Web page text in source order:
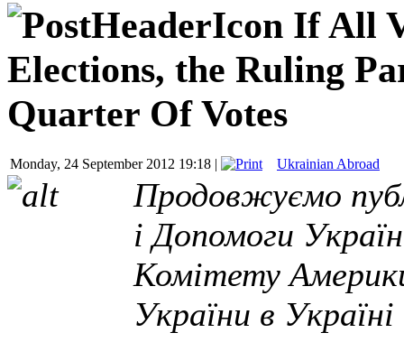
If All
Elections, the Ruling
Quarter Of Votes
Monday, 24 September 2012 19:18 | Ukrainian Abroad
Продовжуємо
і Допомоги
Комітету
України в